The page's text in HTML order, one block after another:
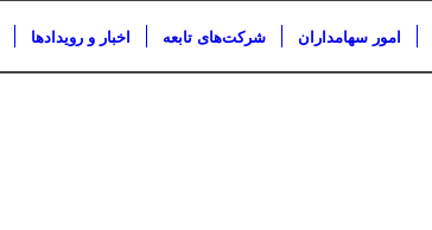
اخبار و رویدادها شرکت‌های تابعه امور سهامداران